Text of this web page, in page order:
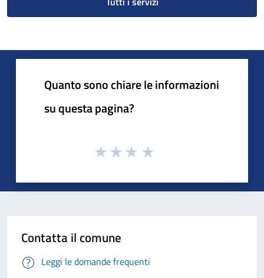
Quanto sono chiare le informazioni
su questa pagina?
Contatta il comune
Leggi le domande frequenti